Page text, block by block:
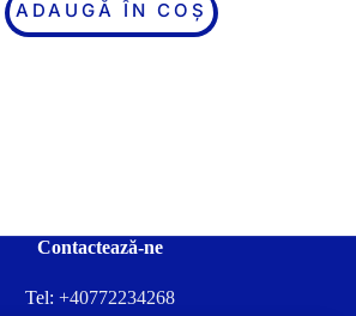
ADAUGĂ ÎN COȘ
Contactează-ne
Tel: +40772234268